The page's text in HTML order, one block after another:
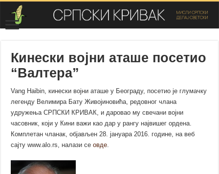
Кинески војни аташе посетио
“Валтера”
Vang Haibin, кинески војни аташе у Београду, посетио је глумачку
легенду Велимира Бату Живојиновића, редовног члана
удружења СРПСКИ КРИВАК, и даровао му свечани војни
часовник, који у Кини важи као дар у рангу највишег ордена.
Комплетан чланак, објављен 28. јануара 2016. године, на веб
сајту www.alo.rs, налази сеовде